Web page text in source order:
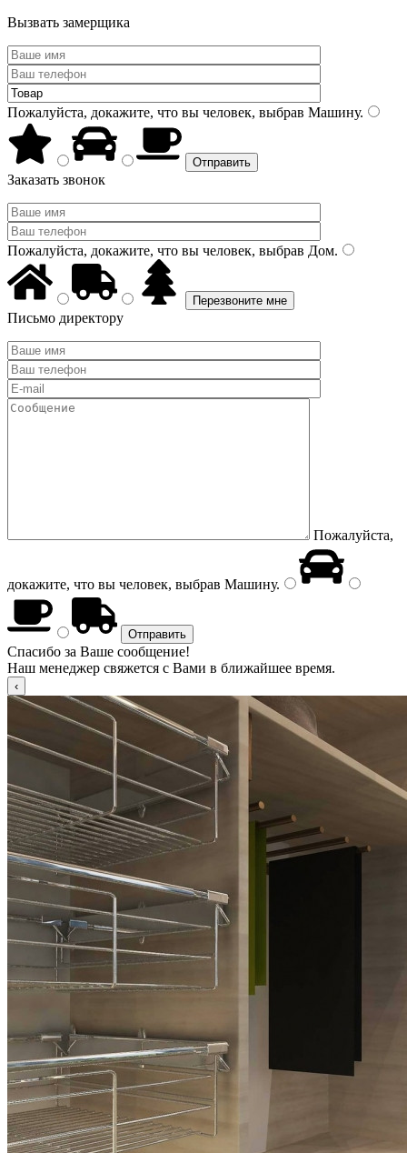
Вызвать замерщика
Пожалуйста, докажите, что вы человек, выбрав Машину.
Заказать звонок
Пожалуйста, докажите, что вы человек, выбрав Дом.
Письмо директору
Пожалуйста,
докажите, что вы человек, выбрав Машину.
Спасибо за Ваше сообщение!
Наш менеджер свяжется с Вами в ближайшее время.